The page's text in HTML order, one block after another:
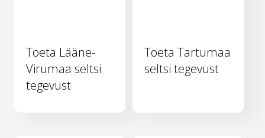
Toeta Lääne-
Virumaa seltsi
tegevust
Toeta Tartumaa
seltsi tegevust